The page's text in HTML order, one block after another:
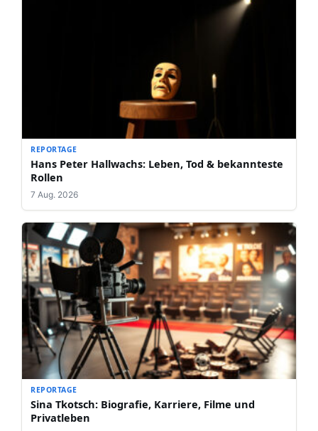
REPORTAGE
Hans Peter Hallwachs: Leben, Tod & bekannteste
Rollen
7 Aug. 2026
REPORTAGE
Sina Tkotsch: Biografie, Karriere, Filme und
Privatleben